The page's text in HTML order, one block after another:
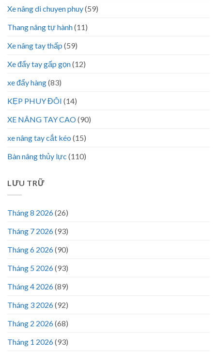
Xe nâng di chuyen phuy(59)
Thang nâng tự hành(11)
Xe nâng tay thấp (59)
Xe đẩy tay gấp gọn(12)
xe đẩy hàng(83)
KẸP PHUY ĐÔI (14)
XE NÂNG TAY CAO(90)
xe nâng tay cắt kéo (15)
Bàn nâng thủy lực (110)
LƯU TRỮ
Tháng 8 2026(26)
Tháng 7 2026(93)
Tháng 6 2026(90)
Tháng 5 2026(93)
Tháng 4 2026(89)
Tháng 3 2026(92)
Tháng 2 2026(68)
Tháng 1 2026(93)